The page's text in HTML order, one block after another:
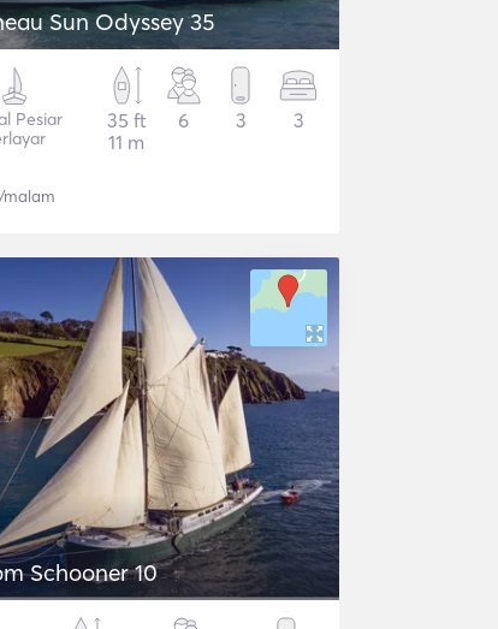
Sun Odyssey 35
Pesiar
35 ft
11 m
6 3 3
/malam
Schooner 10